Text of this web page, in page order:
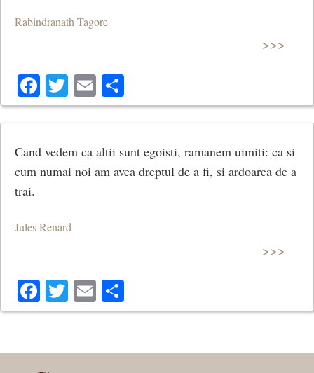
Rabindranath Tagore
>>>
Facebook
Twitter
Email
Cand vedem ca altii sunt egoisti, ramanem uimiti: ca si
cum numai noi am avea dreptul de a fi, si ardoarea de a
trai.
Jules Renard
>>>
Facebook
Twitter
Email